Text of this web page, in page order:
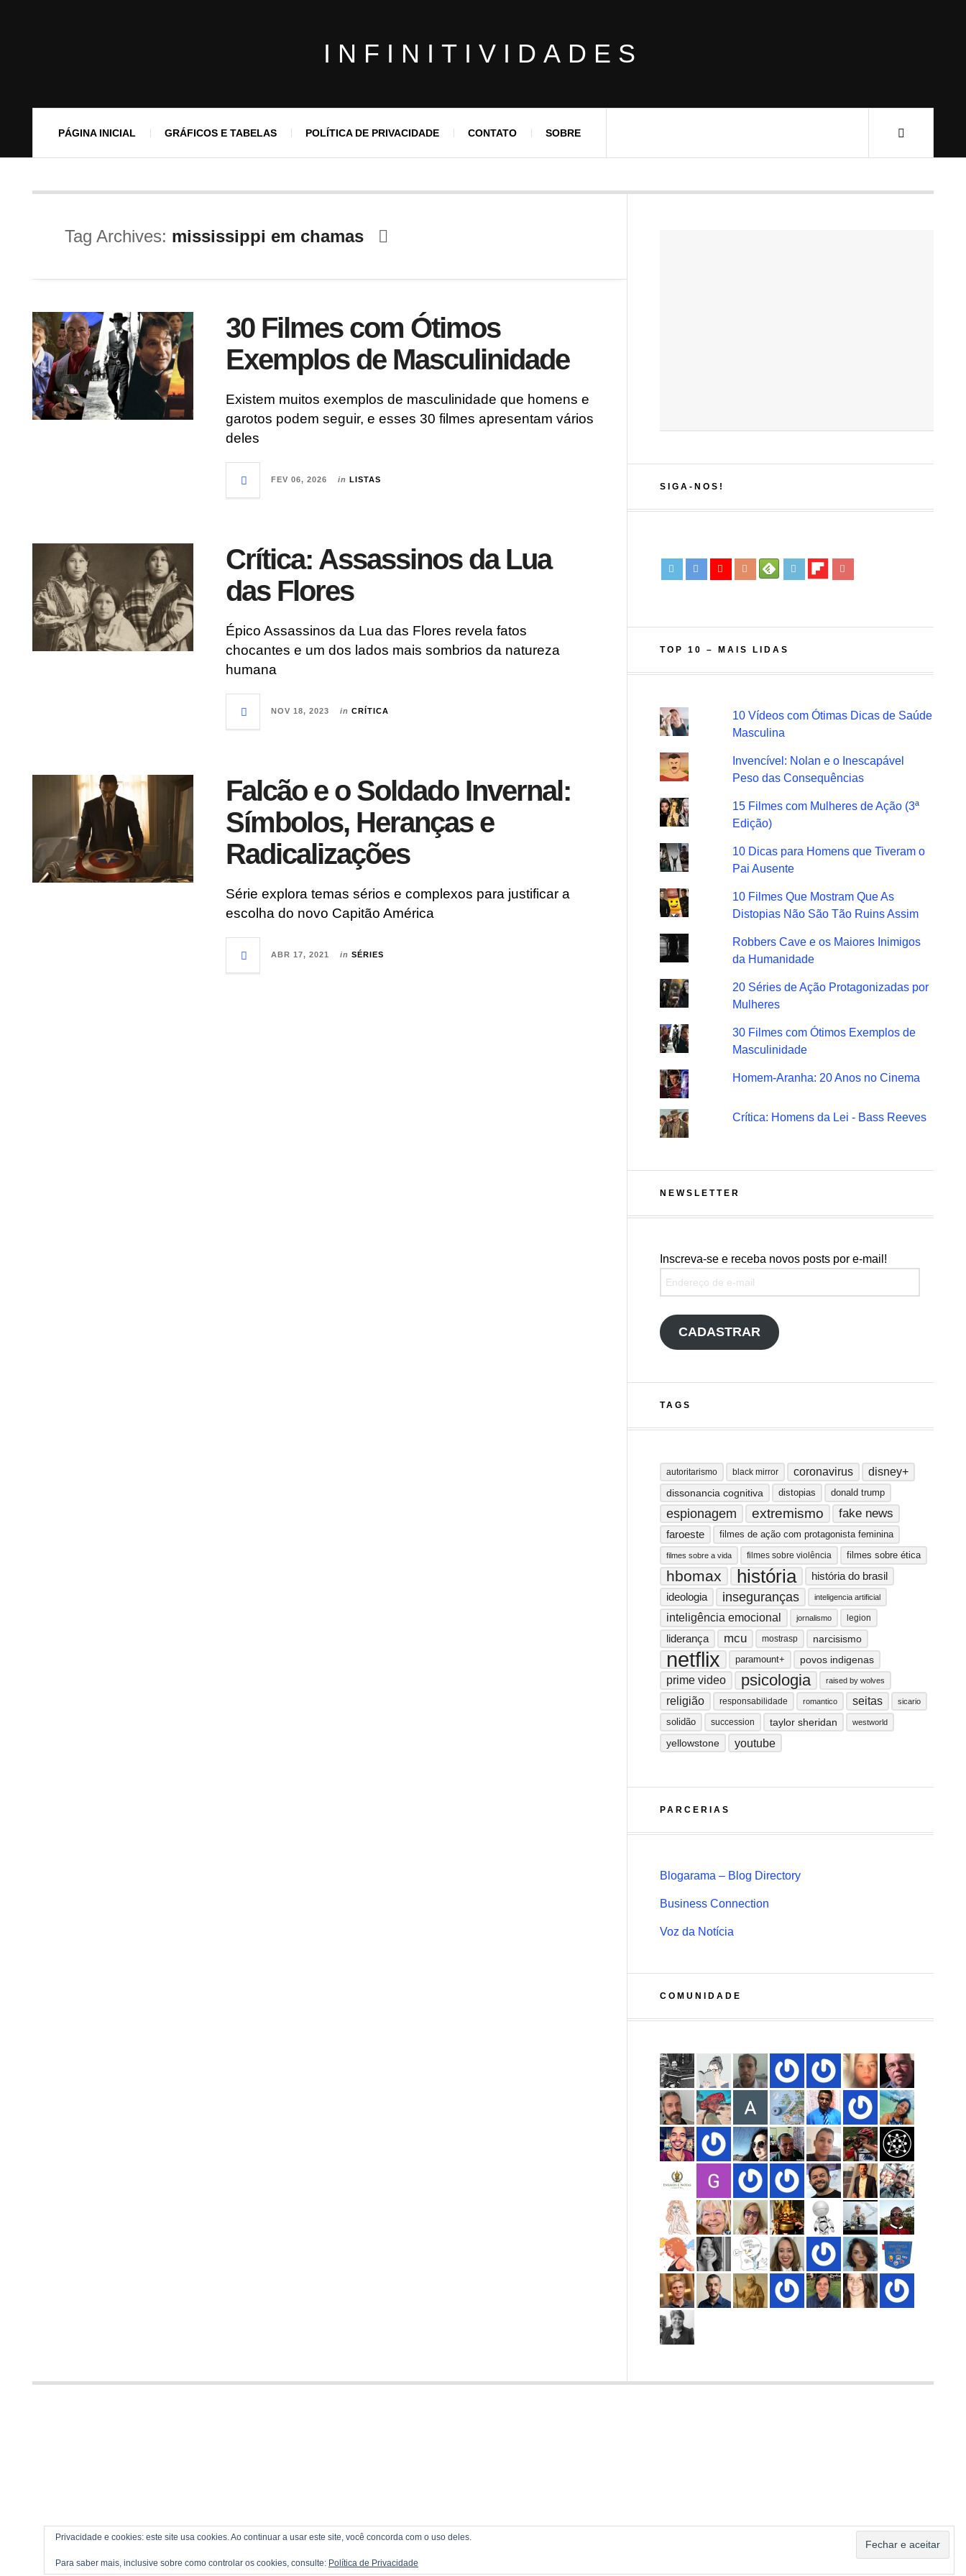
INFINITIVIDADES
PÁGINA INICIAL GRÁFICOS E TABELAS POLÍTICA DE PRIVACIDADE CONTATO SOBRE
Tag Archives: mississippi em chamas
30 Filmes com Ótimos
Exemplos de Masculinidade
Existem muitos exemplos de masculinidade que homens e
garotos podem seguir, e esses 30 filmes apresentam vários
deles
FEV 06, 2026 in LISTAS
Crítica: Assassinos da Lua
das Flores
Épico Assassinos da Lua das Flores revela fatos
chocantes e um dos lados mais sombrios da natureza
humana
NOV 18, 2023 in CRÍTICA
Falcão e o Soldado Invernal:
Símbolos, Heranças e
Radicalizações
Série explora temas sérios e complexos para justificar a
escolha do novo Capitão América
ABR 17, 2021 in SÉRIES
SIGA-NOS!
TOP 10 – MAIS LIDAS
10 Vídeos com Ótimas Dicas de Saúde
Masculina
Invencível: Nolan e o Inescapável
Peso das Consequências
15 Filmes com Mulheres de Ação (3ª
Edição)
10 Dicas para Homens que Tiveram o
Pai Ausente
10 Filmes Que Mostram Que As
Distopias Não São Tão Ruins Assim
Robbers Cave e os Maiores Inimigos
da Humanidade
20 Séries de Ação Protagonizadas por
Mulheres
30 Filmes com Ótimos Exemplos de
Masculinidade
Homem-Aranha: 20 Anos no Cinema
Crítica: Homens da Lei - Bass Reeves
NEWSLETTER
Inscreva-se e receba novos posts por e-mail!
CADASTRAR
TAGS
autoritarismo black mirror coronavirus disney+
dissonancia cognitiva distopias donald trump
espionagem extremismo fake news
faroeste filmes de ação com protagonista feminina
filmes sobre a vida filmes sobre violência filmes sobre ética
hbomax história história do brasil
ideologia inseguranças inteligencia artificial
inteligência emocional jornalismo legion
liderança mcu mostrasp narcisismo
netflix paramount+ povos indigenas
prime video psicologia raised by wolves
religião responsabilidade romantico seitas sicario
solidão succession taylor sheridan westworld
yellowstone youtube
Privacidade e cookies: este site usa cookies. Ao continuar a usar este site, você concorda com o uso deles.
Para saber mais, inclusive sobre como controlar os cookies, consulte: Política de Privacidade
PARCERIAS
Blogarama – Blog Directory
Business Connection
Voz da Notícia
COMUNIDADE